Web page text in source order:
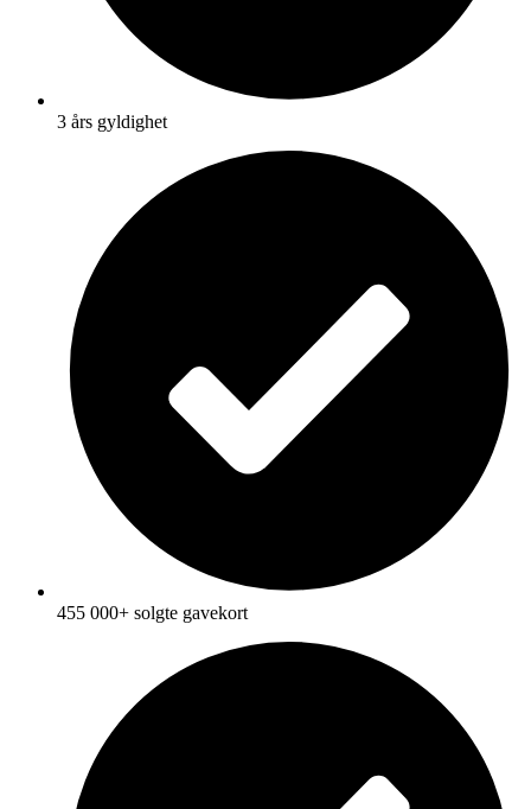
3 års gyldighet
455 000+ solgte gavekort